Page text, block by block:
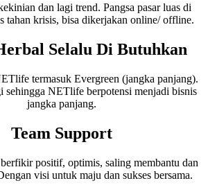
dan lagi trend. Pangsa pasar luas di
tahan krisis, bisa dikerjakan online/ offline.
Selalu Di Butuhkan
termasuk Evergreen (jangka panjang).
sehingga NETlife berpotensi menjadi bisnis
jangka panjang.
Team Support
positif, optimis, saling membantu dan
visi untuk maju dan sukses bersama.